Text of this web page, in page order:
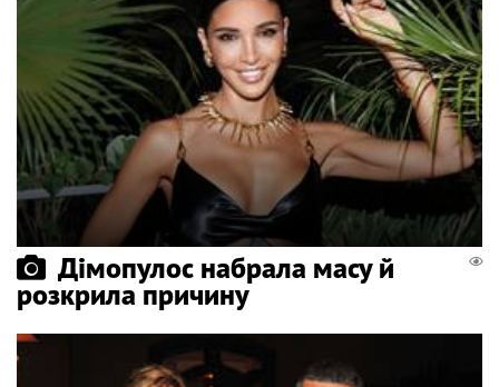
Дімопулос набрала масу й
розкрила причину